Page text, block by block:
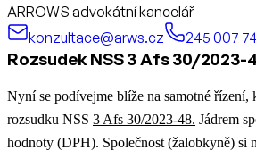
ARROWS advokátní kancelář
konzultace@arws.cz
245 007
Rozsudek NSS 3 Afs 30/2023-
Nyní se podívejme blíže na samotné řízení,
rozsudku NSS 3 Afs 30/2023-48. Jádrem
hodnoty (DPH). Společnost (žalobkyně) si